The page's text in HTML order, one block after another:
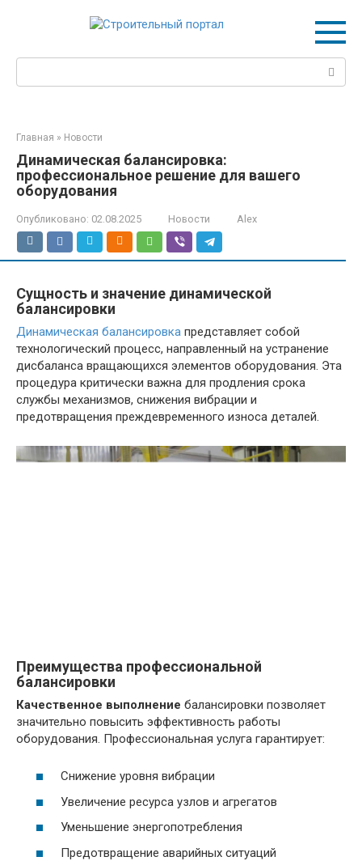
Поиск:
Главная » Новости
Динамическая балансировка:
профессиональное решение для вашего
оборудования
Опубликовано: 02.08.2025 Новости Alex
Сущность и значение динамической
балансировки
Динамическая балансировка представляет собой
технологический процесс, направленный на устранение
дисбаланса вращающихся элементов оборудования. Эта
процедура критически важна для продления срока
службы механизмов, снижения вибрации и
предотвращения преждевременного износа деталей.
Преимущества профессиональной
балансировки
Качественное выполнение балансировки позволяет
значительно повысить эффективность работы
оборудования. Профессиональная услуга гарантирует:
Снижение уровня вибрации
Увеличение ресурса узлов и агрегатов
Уменьшение энергопотребления
Предотвращение аварийных ситуаций